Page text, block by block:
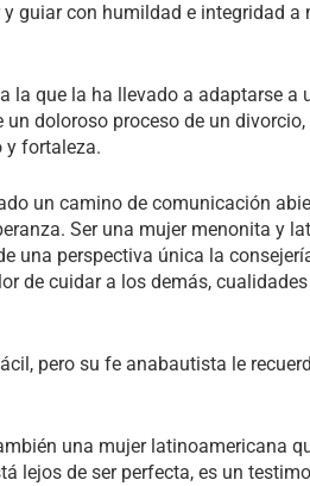
guiar con humildad e integridad
la que la ha llevado a adaptarse a
doloroso proceso de un
y fortaleza.
un camino de comunicación
Ser una mujer menonita y
una perspectiva única la
de cuidar a los demás,
pero su fe anabautista le
una mujer latinoamericana
lejos de ser perfecta, es un